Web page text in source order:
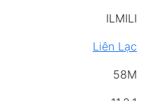
ILMILI
Liên Lạc
58M